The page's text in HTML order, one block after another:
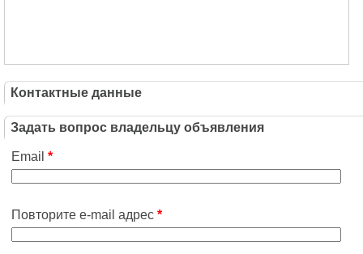
Контактные данные
Задать вопрос владельцу объявления
Email *
Повторите e-mail адрес *